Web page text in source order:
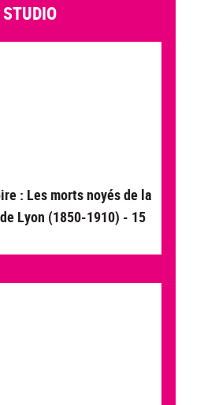
: Les morts noyés de la
Lyon (1850-1910) - 15